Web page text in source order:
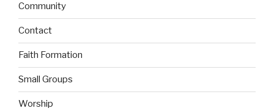
Community
Contact
Faith Formation
Small Groups
Worship